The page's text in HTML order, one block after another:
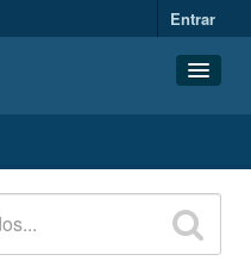
Entrar